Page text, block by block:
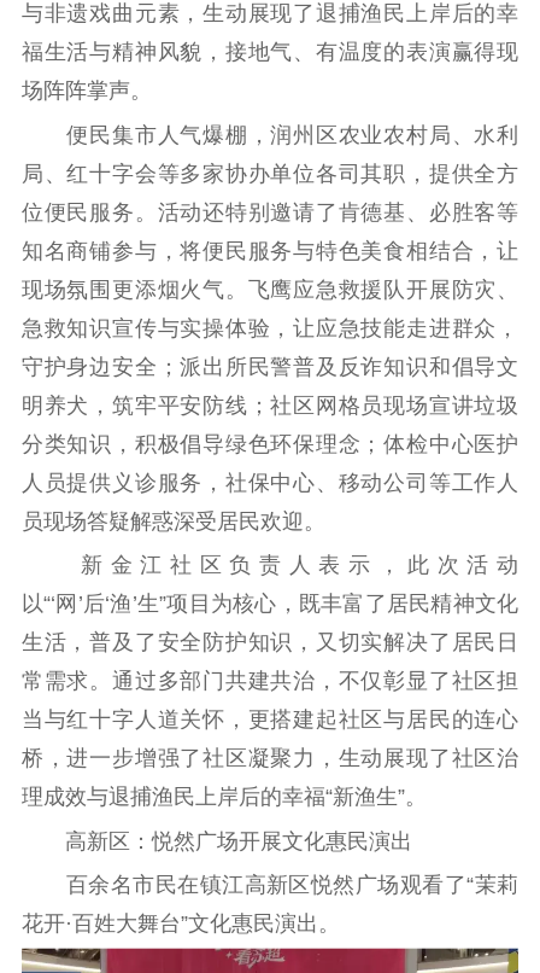
与非遗戏曲元素，生动展现了退捕渔民上岸后的幸
福生活与精神风貌，接地气、有温度的表演赢得现
场阵阵掌声。
便民集市人气爆棚，润州区农业农村局、水利
局、红十字会等多家协办单位各司其职，提供全方
位便民服务。活动还特别邀请了肯德基、必胜客等
知名商铺参与，将便民服务与特色美食相结合，让
现场氛围更添烟火气。飞鹰应急救援队开展防灾、
急救知识宣传与实操体验，让应急技能走进群众，
守护身边安全；派出所民警普及反诈知识和倡导文
明养犬，筑牢平安防线；社区网格员现场宣讲垃圾
分类知识，积极倡导绿色环保理念；体检中心医护
人员提供义诊服务，社保中心、移动公司等工作人
员现场答疑解惑深受居民欢迎。
新金江社区负责人表示，此次活动
以“‘网’后‘渔’生”项目为核心，既丰富了居民精神文化
生活，普及了安全防护知识，又切实解决了居民日
常需求。通过多部门共建共治，不仅彰显了社区担
当与红十字人道关怀，更搭建起社区与居民的连心
桥，进一步增强了社区凝聚力，生动展现了社区治
理成效与退捕渔民上岸后的幸福“新渔生”。
高新区：悦然广场开展文化惠民演出
百余名市民在镇江高新区悦然广场观看了“茉莉
花开·百姓大舞台”文化惠民演出。